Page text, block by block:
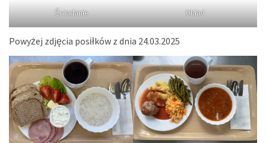
Śniadanie Obiad
Powyżej zdjęcia posiłków z dnia 24.03.2025